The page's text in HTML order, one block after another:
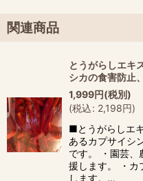
関連商品
とうがらしエキ
シカの食害防止
1,999円(税別)
(税込: 2,198円)
■とうがらしエ
あるカプサイシ
です。 ・園芸、
援します。 ・カ
します。…